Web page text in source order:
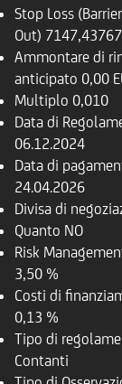
Stop Loss
Out)
Ammontare di
anticipato 0,00
Multiplo 0,010
Data di
06.12.2024
Data di
24.04.2026
Divisa di
Quanto NO
Risk
3,50 %
Costi di
0,13 %
Tipo di
Contanti